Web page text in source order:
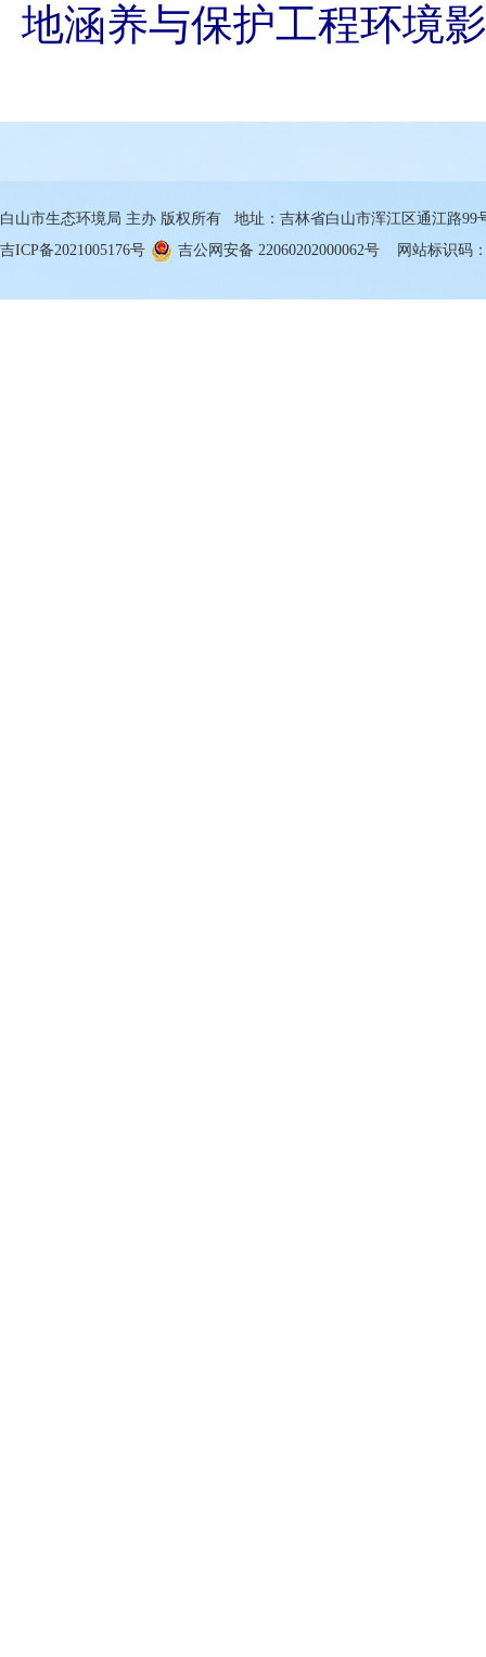
地涵养与保护工程环境
白山市生态环境局 主办 版权所有 地址：吉林省白山市浑江区通江路99
吉ICP备2021005176号
吉公网安备 22060202000062号 网站标识码